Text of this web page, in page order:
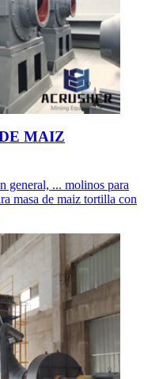
MAIZ
general, ... molinos para
masa de maiz tortilla con